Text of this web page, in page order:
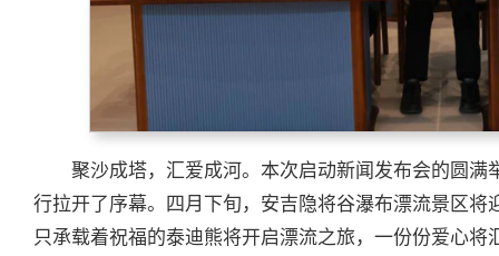
聚沙成塔，汇爱成河。本次启动新闻发布会的圆满
行拉开了序幕。四月下旬，安吉隐将谷瀑布漂流景区
只承载着祝福的泰迪熊将开启漂流之旅，一份份爱心